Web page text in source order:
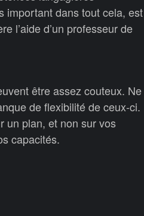
important dans tout cela, est
l’aide d’un professeur de
être assez couteux. Ne
de flexibilité de ceux-ci.
un plan, et non sur vos
capacités.